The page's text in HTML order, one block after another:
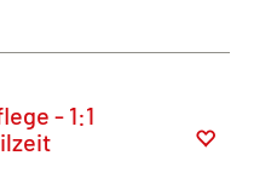
- 1:1